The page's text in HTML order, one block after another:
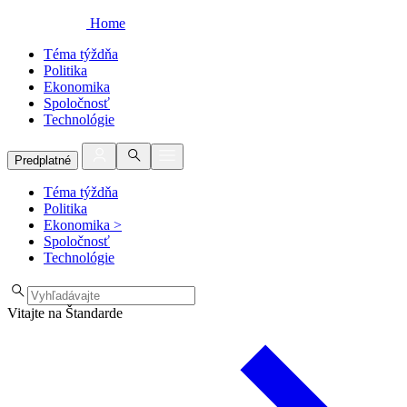
Home
Téma týždňa
Politika
Ekonomika
Spoločnosť
Technológie
Predplatné
Téma týždňa
Politika
Ekonomika >
Spoločnosť
Technológie
Vitajte na Štandarde